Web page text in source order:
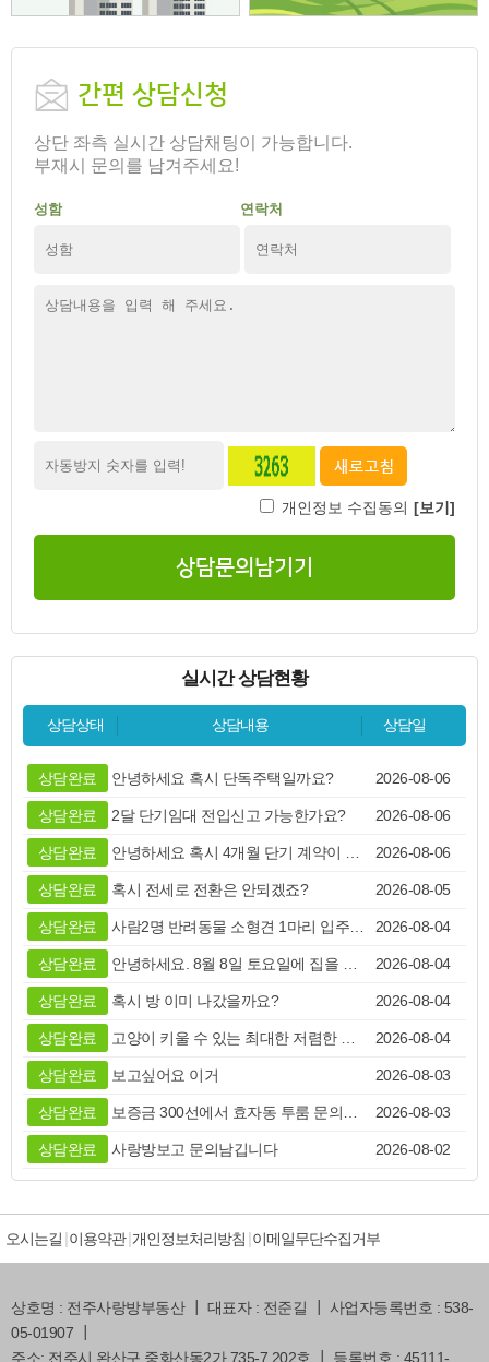
간편 상담신청
상단 좌측 실시간 상담채팅이 가능합니다.
부재시 문의를 남겨주세요!
성함 연락처
개인정보 수집동의 [보기]
상담문의남기기
실시간 상담현황
상담상태 상담내용 상담일
사랑방보고 문의남깁니다 2026-08-02
상담완료 전주병원 근처인지랑 정확한 권리금 궁금합니다 2026-08-02
상담완료 상담요청
상담완료 현위치 주소좀 알려주세요
상담완료 내일 집보러갈수있을까요?
고객부재 2026-07-28
문자 먼저 부탁드려요!!
상담완료 상담해주세요 2026-08-07
매물볼수있나요?
상담완료 호성동1가 사무실 볼수있을까요? 2026-08-06
상담완료 2달 단기임대 전입신고 가능한가요?
상담완료
상담완료 혹시 전세로 전환은 안되겠죠?
상담완료
상담완료 안녕하세요. 8월 8일 토요일에 집을 볼수 있을까요?
상담완료 혹시 방 이미 나갔을까요?
상담완료
상담완료 보고싶어요 이거
상담완료
상담완료 사랑방보고 문의남깁니다
상담완료
상담완료 500에 40만원대 알아보고 있습니다 2026-08-01
상담완료 효천지구 이사일정으로 인해 두달 단기를 구하는데 혹시 2026-07-31
오시는길 이용약관 개인정보처리방침 이메일무단수집거부
상호명 : 전주사랑방부동산 ┃ 대표자 : 전준길 ┃ 사업자등록번호 : 538-
05-01907 ┃
주소: 전주시 완산구 중화산동2가 735-7 202호 ┃ 등록번호 : 45111-